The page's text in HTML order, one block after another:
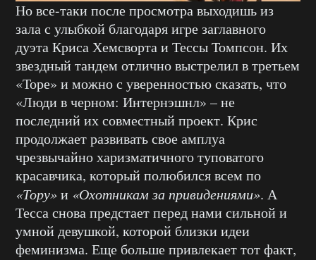
Но все-таки после просмотра выходишь из
зала с улыбкой благодаря игре заглавного
дуэта Криса Хемсворта и Тессы Томпсон. Их
звездный тандем отлично выстрелил в третьем
«Торе» и можно с уверенностью сказать, что
«Люди в черном: Интернэшнл» – не
последний их совместный проект. Крис
продолжает развивать свое амплуа
чрезвычайно харизматичного туповатого
красавчика, который полюбился всем по
«Тору»и «Охотникам за привидениями». А
Тесса снова предстает перед нами сильной и
умной девушкой, которой близки идеи
феминизма. Еще больше привлекает тот факт,